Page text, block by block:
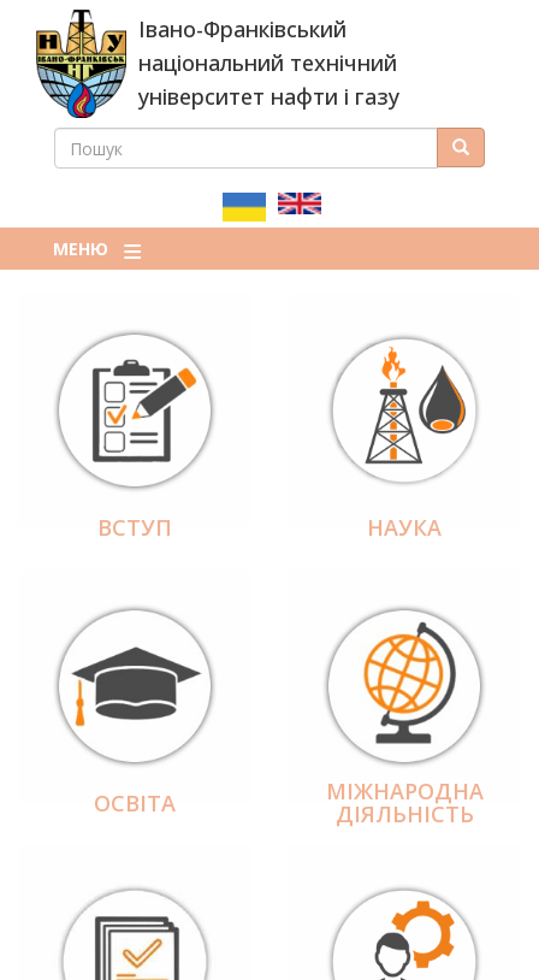
основного
вмісту
Івано-Франківський
національний технічний
університет нафти і газу
ПОШУКОВА
ПОШУК Пошук
МЕНЮ
ВСТУП НАУКА
ОСВІТА МІЖНАРОДНА
ДІЯЛЬНІCТЬ